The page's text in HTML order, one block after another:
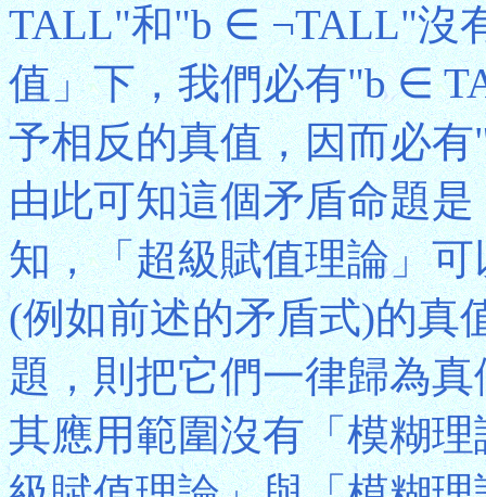
TALL"和"b ∈ ¬TALL"沒
值」下，我們必有"b ∈
予相反的真值，因而必
由此可知這個矛盾命題
知，「超級賦值理論」
(例如前述的矛盾式)的真
題，則把它們一律歸為
其應用範圍沒有「模糊